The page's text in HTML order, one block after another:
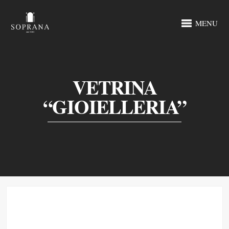
MENU
VETRINA
“GIOIELLERIA”